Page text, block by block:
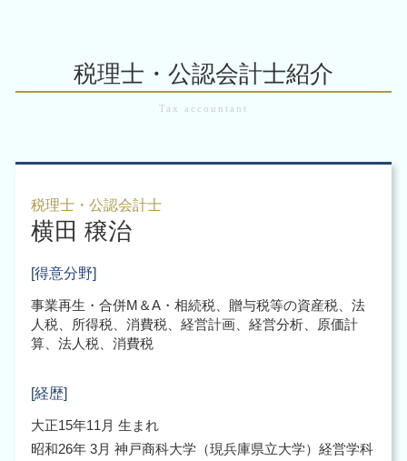
m&a 買収
m&a 売却
事業承継税制 わかりやすく
株式移転 手続き
企業再生 補助金
適格 現物 出資
企業再編 組織再編
会社設立後 手続き
会社設立 代行
起業支援 税理士
起業時 税理士
起業支援 助成金
税務調査 大阪市 税理士
税務調査 大阪市
企業 組織再編 大阪市
税務申告 大阪市 中央区
企業 組織再編 大阪市 北区
組織再編 大阪市 北区
企業再編 大阪市 税理士
税務申告 大阪市
企業 組織再編 大阪市 税理士
会計業務 大阪市
税理士・公認会計士紹介
税理士・公認会計士
横田 穣治
[得意分野]
事業再生・合併M＆A・相続税、贈与税等の資産税、法
人税、所得税、消費税、経営計画、経営分析、原価計
算、法人税、消費税
[経歴]
大正15年11月 生まれ
昭和26年 3月 神戸商科大学（現兵庫県立大学）経営学科